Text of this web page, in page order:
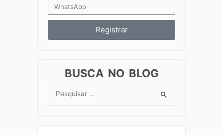
Registrar
BUSCA NO BLOG
Search